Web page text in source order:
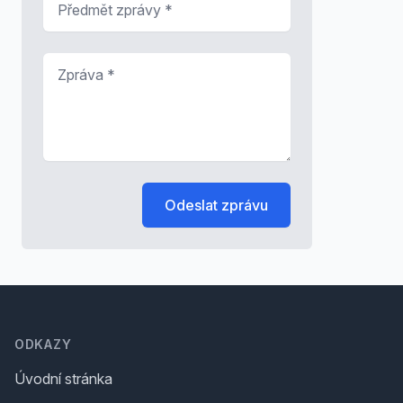
Odeslat zprávu
ODKAZY
Úvodní stránka